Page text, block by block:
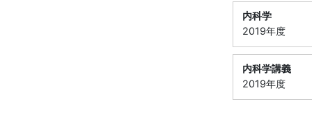
内科学
2019年度
内科学講義
2019年度